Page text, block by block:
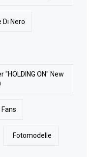
Nero
"HOLDING ON" New
Fans
Fotomodelle